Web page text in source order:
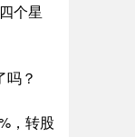
个星
吗？
，转股